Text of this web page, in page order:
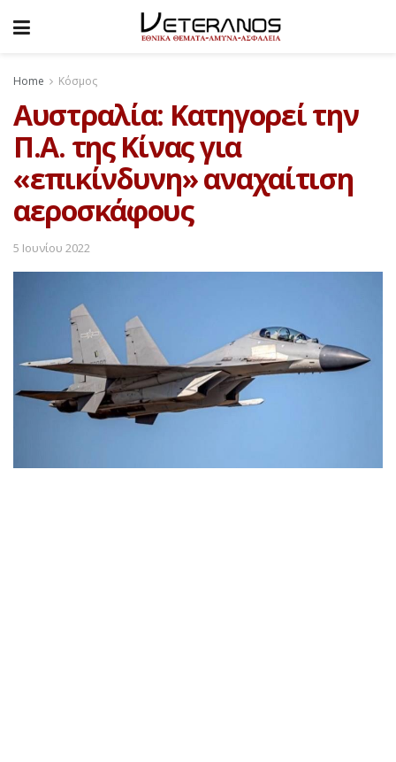
Home Κόσμος
Αυστραλία: Κατηγορεί την
Π.A. της Κίνας για
«επικίνδυνη» αναχαίτιση
αεροσκάφους
5 Ιουνίου 2022